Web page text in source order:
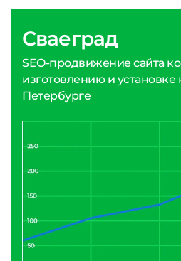
Сваеград
SEO-продвижение сайта
изготовлению и установке
Петербурге